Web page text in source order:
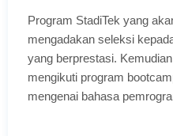
Program StadiTek yang
mengadakan seleksi
yang berprestasi.
mengikuti program
mengenai bahasa